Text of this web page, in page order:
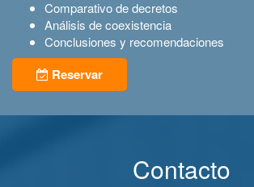
Comparativo de decretos
Análisis de coexistencia
Conclusiones y recomendaciones
Reservar
Contacto